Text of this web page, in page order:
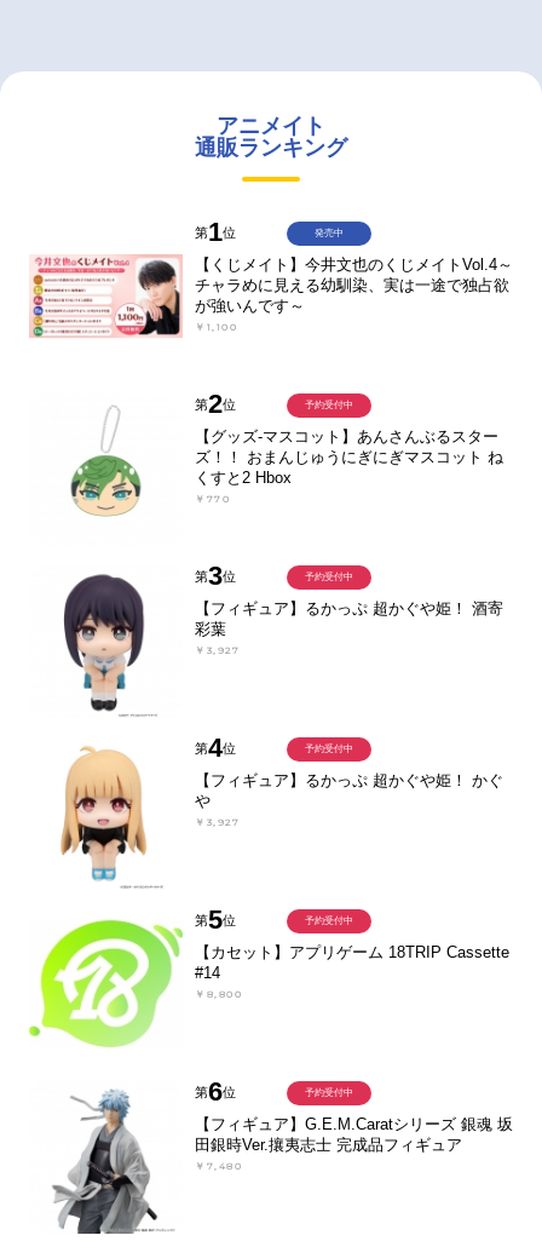
アニメイト
通販ランキング
第1位
【くじメイト】今井文也のくじメイトVol.4～
チャラめに見える幼馴染、実は一途で独占欲
が強いんです～
￥1,100
発売中
第2位
【グッズ-マスコット】あんさんぶるスター
ズ！！ おまんじゅうにぎにぎマスコット ね
くすと2 Hbox
￥770
予約受付中
第3位
【フィギュア】るかっぷ 超かぐや姫！ 酒寄
彩葉
￥3,927
予約受付中
第4位
【フィギュア】るかっぷ 超かぐや姫！ かぐ
や
￥3,927
予約受付中
第5位
【カセット】アプリゲーム 18TRIP Cassette
#14
￥8,800
予約受付中
第6位
【フィギュア】G.E.M.Caratシリーズ 銀魂 坂
田銀時Ver.攘夷志士 完成品フィギュア
￥7,480
予約受付中